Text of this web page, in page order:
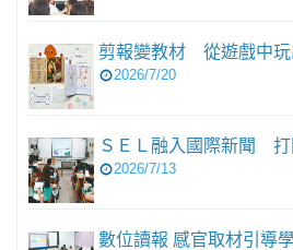
剪報變教材 從遊戲中玩
2026/7/20
ＳＥＬ融入國際新聞 打
2026/7/13
數位讀報 感官取材引導